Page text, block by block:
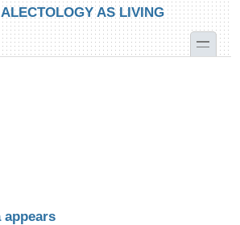
AS LIVING
toggle
appears